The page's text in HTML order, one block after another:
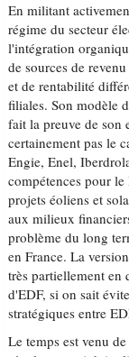
En militant
régime du secteur
l'intégration
de sources de
et de rentabilité
filiales. Son modèle
fait la preuve de son
certainement pas le
Engie, Enel,
compétences pour
projets éoliens et
aux milieux
problème du long
en France. La
très partiellement
d'EDF, si on sait
stratégiques entre
Le temps est venu